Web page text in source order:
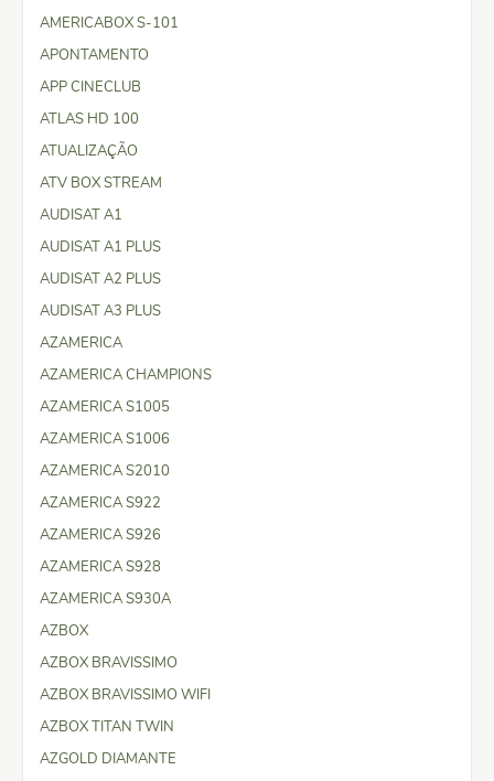
AMERICABOX S-101
APONTAMENTO
APP CINECLUB
ATLAS HD 100
ATUALIZAÇÃO
ATV BOX STREAM
AUDISAT A1
AUDISAT A1 PLUS
AUDISAT A2 PLUS
AUDISAT A3 PLUS
AZAMERICA
AZAMERICA CHAMPIONS
AZAMERICA S1005
AZAMERICA S1006
AZAMERICA S2010
AZAMERICA S922
AZAMERICA S926
AZAMERICA S928
AZAMERICA S930A
AZBOX
AZBOX BRAVISSIMO
AZBOX BRAVISSIMO WIFI
AZBOX TITAN TWIN
AZGOLD DIAMANTE